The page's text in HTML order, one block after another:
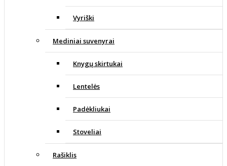
Vyriški
Mediniai suvenyrai
Knygų skirtukai
Lentelės
Padėkliukai
Stoveliai
Rašiklis